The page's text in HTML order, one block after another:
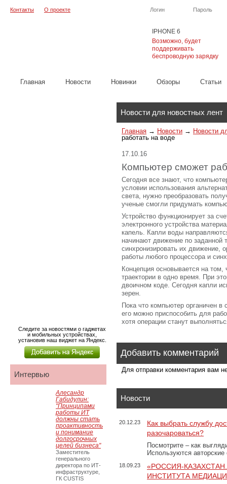
IPHONE 6
Возможно, будет
поддерживать
беспроводную зарядку
Логин Пароль
Контакты О проекте
Главная Новости Новинки Обзоры Cтатьи
Новости для новостных лент
Главная → Новости → Новости
работать на воде
17.10.16
Компьютер сможет
Сегодня все знают, что
условии использования
света, нужно преобразовать
ученые смогли придумать
Устройство функционирует за
электронного устройства
капель. Капли воды
начинают движение по заданной
синхронизировать их движение,
работы любого процессора и
Концепция основывается на
траектории в одно время. При
двоичном коде. Сегодня капли
зерен.
Пока что компьютер органичен в
его можно приспособить для
хотя операции станут
Добавить комментарий
Для отправки комментария вам
Новости
20.12.23
Как выбрать службу
разочароваться?
Посмотрите – как
Используются
18.09.23
«РОССИЯ-
ИНСТИТУТА
Следите за новостями о гаджетах
и мобильных устройствах,
установив наш виджет на Яндекс.
Интервью
Алесандр
Габидулин:
"Принципами
работы ИТ
должны стать
проактивность
и понимание
долгосрочных
целей бизнеса"
Заместитель
генерального
директора по ИТ-
инфраструктуре,
ГК CUSTIS